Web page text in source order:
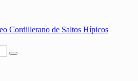
Cordillerano de Saltos Hípicos